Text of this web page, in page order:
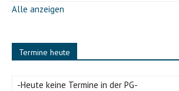
Alle anzeigen
Termine heute
-Heute keine Termine in der PG-